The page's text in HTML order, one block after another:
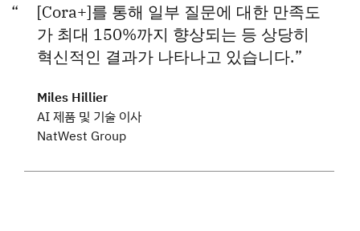
[Cora+]를 통해 일부 질문에 대한 만족도
가 최대 150%까지 향상되는 등 상당히
혁신적인 결과가 나타나고 있습니다.
Miles Hillier
AI 제품 및 기술 이사
NatWest Group